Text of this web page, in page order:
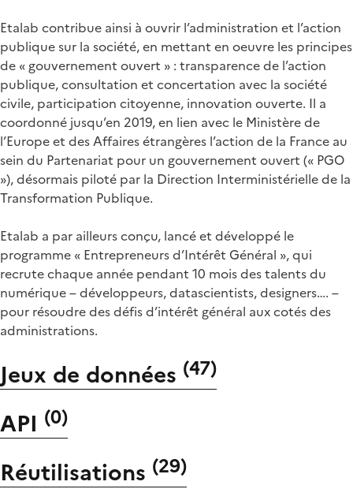
Etalab contribue ainsi à ouvrir l’administration et l’action
publique sur la société, en mettant en oeuvre les principes
de « gouvernement ouvert » : transparence de l’action
publique, consultation et concertation avec la société
civile, participation citoyenne, innovation ouverte. Il a
coordonné jusqu’en 2019, en lien avec le Ministère de
l’Europe et des Affaires étrangères l’action de la France au
sein du Partenariat pour un gouvernement ouvert (« PGO
»), désormais piloté par la Direction Interministérielle de la
Transformation Publique.
Etalab a par ailleurs conçu, lancé et développé le
programme « Entrepreneurs d’Intérêt Général », qui
recrute chaque année pendant 10 mois des talents du
numérique – développeurs, datascientists, designers…. –
pour résoudre des défis d’intérêt général aux cotés des
administrations.
Jeux de données (47)
API (0)
Réutilisations (29)